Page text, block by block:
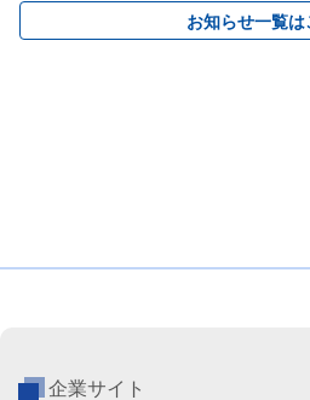
お知らせ一覧は
企業サイト